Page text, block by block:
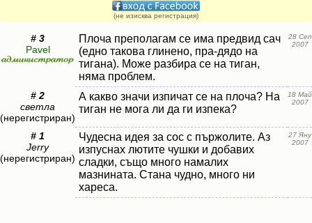
(не изисква регистрация)
# 3
Pavel
Плоча преполагам се има предвид сач
(едно такова глинено, пра-дядо на
тигана). Може разбира се на тиган,
няма проблем.
28 Сеп
2007
# 2
светла
(нерегистриран)
А какво значи изпичат се на плоча? На
тиган не мога ли да ги изпека?
18 Май
2007
# 1
Jerry
(нерегистриран)
Чудесна идея за сос с пържолите. Аз
изпуснах лютите чушки и добавих
сладки, също много намалих
мазнината. Стана чудно, много ни
хареса.
27 Яну
2007